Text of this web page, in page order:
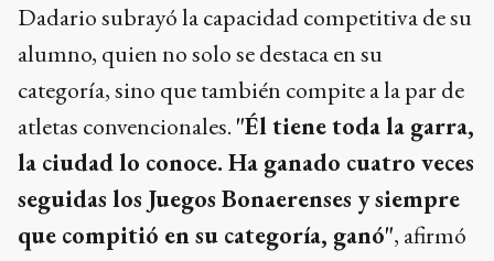
Dadario subrayó la capacidad competitiva de su
alumno, quien no solo se destaca en su
categoría, sino que también compite a la par de
atletas convencionales. "Él tiene toda la garra,
la ciudad lo conoce. Ha ganado cuatro veces
seguidas los Juegos Bonaerenses y siempre
que compitió en su categoría, ganó", afirmó